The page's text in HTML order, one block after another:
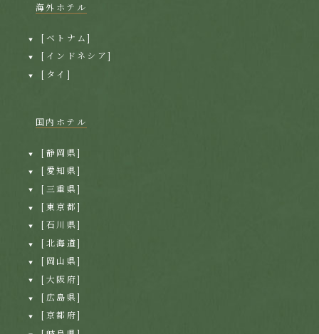
海外ホテル
[ベトナム]
[インドネシア]
[タイ]
国内ホテル
[静岡県]
[愛知県]
[三重県]
[東京都]
[石川県]
[北海道]
[岡山県]
[大阪府]
[広島県]
[京都府]